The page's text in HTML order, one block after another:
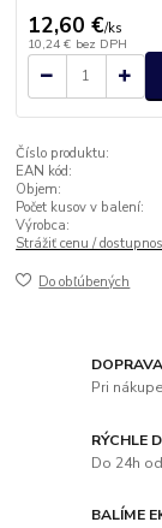
12,60 €/ks
10,24 € bez DPH
Číslo produktu:
EAN kód:
Objem:
Počet kusov v balení:
Výrobca:
Strážiť cenu /
Do obľúbených
Pri
RÝCHLE
Do 24h
BALÍME